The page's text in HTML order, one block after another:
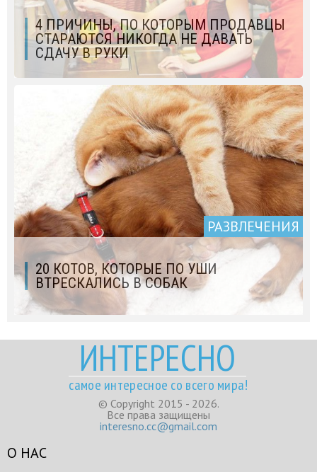
4 ПРИЧИНЫ, ПО КОТОРЫМ ПРОДАВЦЫ
СТАРАЮТСЯ НИКОГДА НЕ ДАВАТЬ
СДАЧУ В РУКИ
РАЗВЛЕЧЕНИЯ
20 КОТОВ, КОТОРЫЕ ПО УШИ
ВТРЕСКАЛИСЬ В СОБАК
ИНТЕРЕСНО
самое интересное со всего мира!
© Copyright 2015 - 2026.
Все права защищены
interesno.cc@gmail.com
О НАС